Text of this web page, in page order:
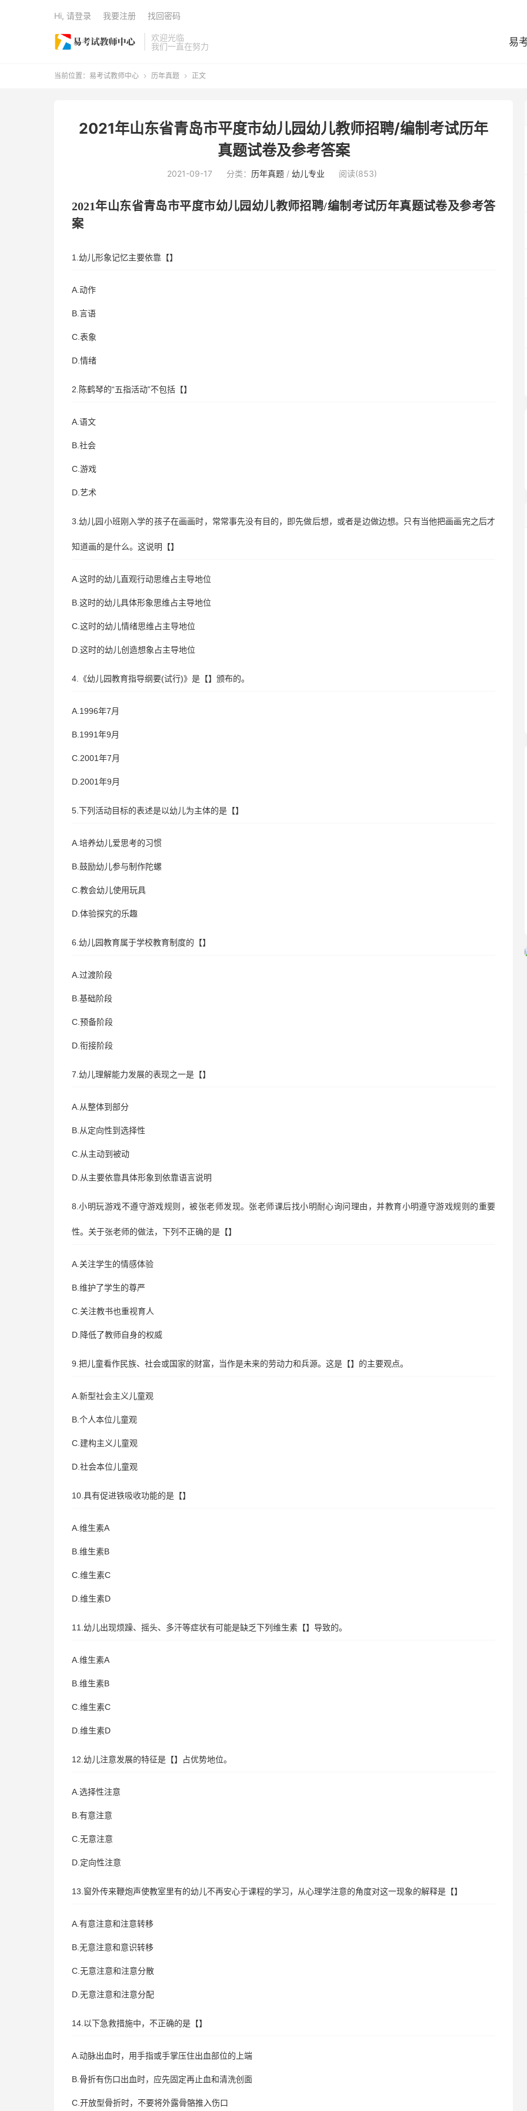
欢迎光临
我们一直在努力
易
Hi, 请登录 我要注册 找回密码
当前位置： 易考试教师中心  历年真题  正文
2021年山东省青岛市平度市幼儿园幼儿教师招聘/编制考试历年
真题试卷及参考答案
2021-09-17 分类： 历年真题/ 幼儿专业 阅读(853)
2021年山东省青岛市平度市幼儿园幼儿教师招聘/编制考试历年真题试卷及参考答
案
1.幼儿形象记忆主要依靠【】
A.动作
B.言语
C.表象
D.情绪
2.陈鹤琴的“五指活动”不包括【】
A.语文
B.社会
C.游戏
D.艺术
3.幼儿园小班刚入学的孩子在画画时，常常事先没有目的，即先做后想，或者是边做边想。只有当他把画画完之后才
知道画的是什么。这说明【】
A.这时的幼儿直观行动思维占主导地位
B.这时的幼儿具体形象思维占主导地位
C.这时的幼儿情绪思维占主导地位
D.这时的幼儿创造想象占主导地位
4.《幼儿园教育指导纲要(试行)》是【】颁布的。
A.1996年7月
B.1991年9月
C.2001年7月
D.2001年9月
5.下列活动目标的表述是以幼儿为主体的是【】
A.培养幼儿爱思考的习惯
B.鼓励幼儿参与制作陀螺
C.教会幼儿使用玩具
D.体验探究的乐趣
6.幼儿园教育属于学校教育制度的【】
A.过渡阶段
B.基础阶段
C.预备阶段
D.衔接阶段
7.幼儿理解能力发展的表现之一是【】
A.从整体到部分
B.从定向性到选择性
C.从主动到被动
D.从主要依靠具体形象到依靠语言说明
8.小明玩游戏不遵守游戏规则，被张老师发现。张老师课后找小明耐心询问理由，并教育小明遵守游戏规则的重要
性。关于张老师的做法，下列不正确的是【】
A.关注学生的情感体验
B.维护了学生的尊严
C.关注教书也重视育人
D.降低了教师自身的权威
9.把儿童看作民族、社会或国家的财富，当作是未来的劳动力和兵源。这是【】的主要观点。
A.新型社会主义儿童观
B.个人本位儿童观
C.建构主义儿童观
D.社会本位儿童观
10.具有促进铁吸收功能的是【】
A.维生素A
B.维生素B
C.维生素C
D.维生素D
11.幼儿出现烦躁、摇头、多汗等症状有可能是缺乏下列维生素【】导致的。
A.维生素A
B.维生素B
C.维生素C
D.维生素D
12.幼儿注意发展的特征是【】占优势地位。
A.选择性注意
B.有意注意
C.无意注意
D.定向性注意
13.窗外传来鞭炮声使教室里有的幼儿不再安心于课程的学习，从心理学注意的角度对这一现象的解释是【】
A.有意注意和注意转移
B.无意注意和意识转移
C.无意注意和注意分散
D.无意注意和注意分配
14.以下急救措施中，不正确的是【】
A.动脉出血时，用手指或手掌压住出血部位的上端
B.骨折有伤口出血时，应先固定再止血和清洗创面
C.开放型骨折时，不要将外露骨骼推入伤口